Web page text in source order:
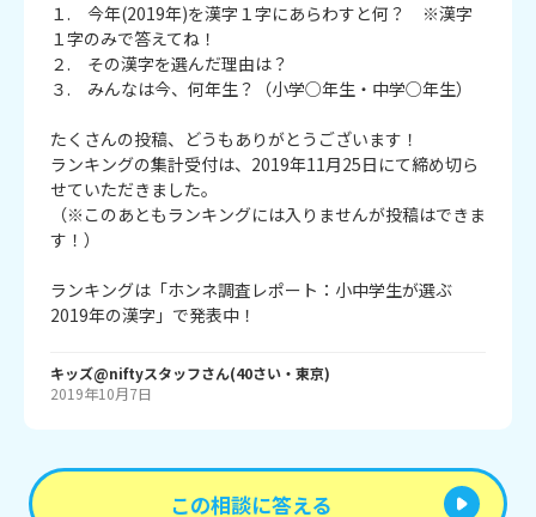
１. 今年(2019年)を漢字１字にあらわすと何？ ※漢字
１字のみで答えてね！
２. その漢字を選んだ理由は？
３. みんなは今、何年生？（小学○年生・中学○年生）
たくさんの投稿、どうもありがとうございます！
ランキングの集計受付は、2019年11月25日にて締め切ら
せていただきました。
（※このあともランキングには入りませんが投稿はできま
す！）
ランキングは「ホンネ調査レポート：小中学生が選ぶ
2019年の漢字」で発表中！
キッズ@niftyスタッフさん(40さい・ 東京)
2019年10月7日
この相談に答える